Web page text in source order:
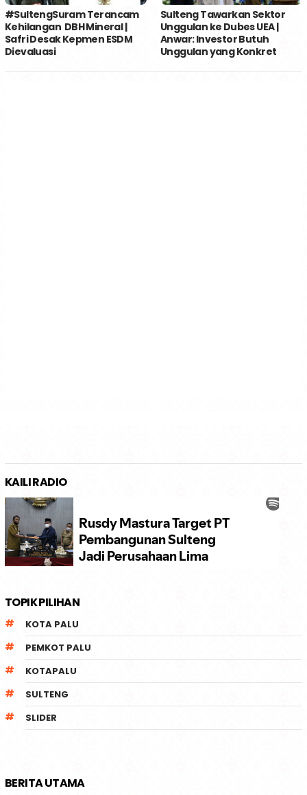
#SultengSuram Terancam
Kehilangan DBH Mineral |
Safri Desak Kepmen ESDM
Dievaluasi
Sulteng Tawarkan Sektor
Unggulan ke Dubes UEA |
Anwar: Investor Butuh
Unggulan yang Konkret
KAILI RADIO
TOPIK PILIHAN
KOTA PALU
PEMKOT PALU
KOTAPALU
SULTENG
SLIDER
BERITA UTAMA